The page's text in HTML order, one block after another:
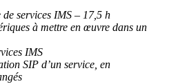
services IMS – 17,5 h
à mettre en œuvre dans un
IMS
SIP d’un service, en